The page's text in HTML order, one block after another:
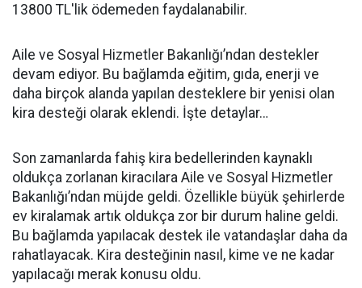
13800 TL'lik ödemeden faydalanabilir.
Aile ve Sosyal Hizmetler Bakanlığı’ndan destekler
devam ediyor. Bu bağlamda eğitim, gıda, enerji ve
daha birçok alanda yapılan desteklere bir yenisi olan
kira desteği olarak eklendi. İşte detaylar…
Son zamanlarda fahiş kira bedellerinden kaynaklı
oldukça zorlanan kiracılara Aile ve Sosyal Hizmetler
Bakanlığı’ndan müjde geldi. Özellikle büyük şehirlerde
ev kiralamak artık oldukça zor bir durum haline geldi.
Bu bağlamda yapılacak destek ile vatandaşlar daha da
rahatlayacak. Kira desteğinin nasıl, kime ve ne kadar
yapılacağı merak konusu oldu.